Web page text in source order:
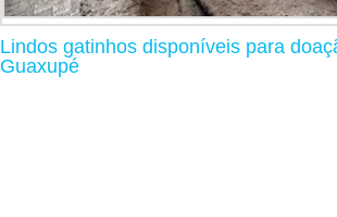
Lindos gatinhos disponíveis para
Guaxupé